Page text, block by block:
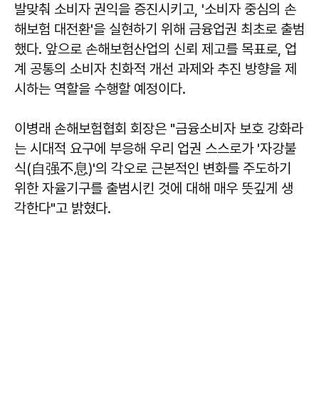
발맞춰 소비자 권익을 증진시키고, '소비자 중심의 손
해보험 대전환'을 실현하기 위해 금융업권 최초로 출범
했다. 앞으로 손해보험산업의 신뢰 제고를 목표로, 업
계 공통의 소비자 친화적 개선 과제와 추진 방향을 제
시하는 역할을 수행할 예정이다.
이병래 손해보험협회 회장은 "금융소비자 보호 강화라
는 시대적 요구에 부응해 우리 업권 스스로가 '자강불
식(自强不息)'의 각오로 근본적인 변화를 주도하기
위한 자율기구를 출범시킨 것에 대해 매우 뜻깊게 생
각한다"고 밝혔다.